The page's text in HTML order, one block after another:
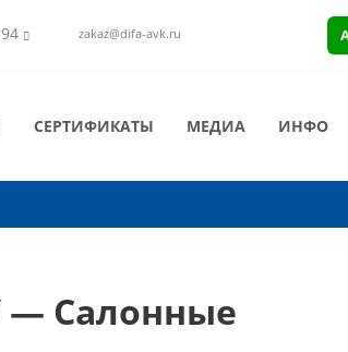
zakaz@difa-avk.ru
СЕРТИФИКАТЫ МЕДИА ИНФО
— Салонные